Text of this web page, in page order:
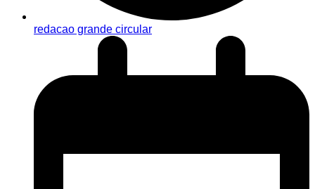
redacao grande circular